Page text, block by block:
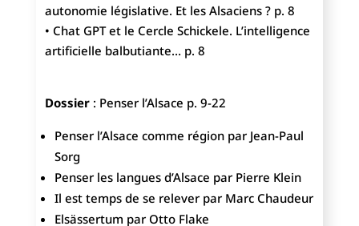
autonomie législative. Et les Alsaciens ? p. 8
• Chat GPT et le Cercle Schickele. L’intelligence
artificielle balbutiante… p. 8
Dossier: Penser l’Alsace p. 9-22
Penser l’Alsace comme région par Jean-Paul
Sorg
Penser les langues d’Alsace par Pierre Klein
Il est temps de se relever par Marc Chaudeur
Elsässertum par Otto Flake